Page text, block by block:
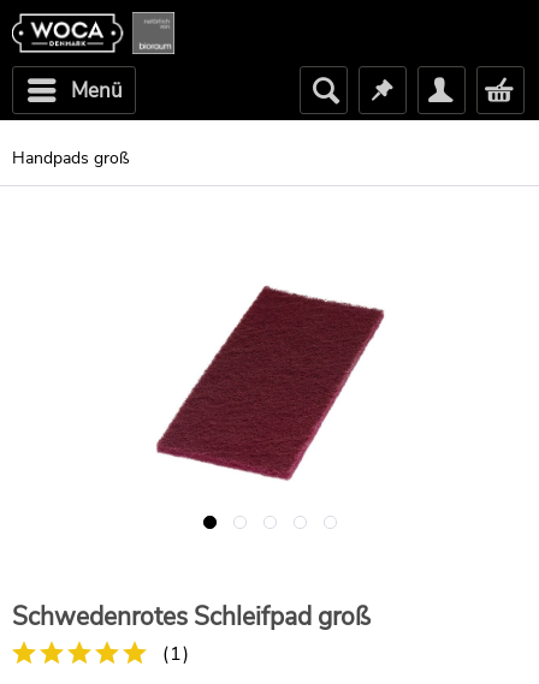
Menü
Handpads groß
Schwedenrotes Schleifpad groß
(1)